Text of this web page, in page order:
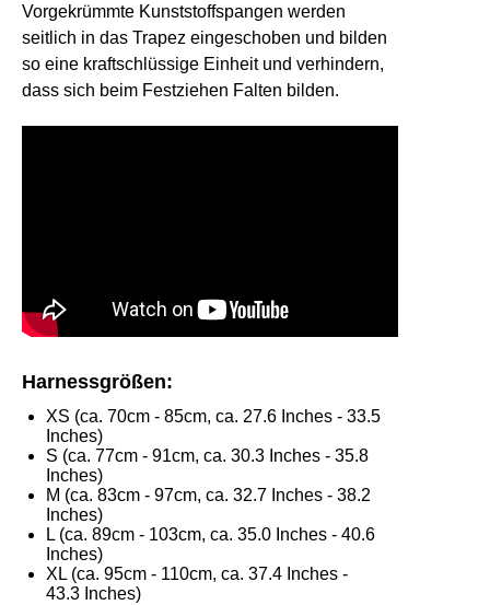
Vorgekrümmte Kunststoffspangen werden
seitlich in das Trapez eingeschoben und bilden
so eine kraftschlüssige Einheit und verhindern,
dass sich beim Festziehen Falten bilden.
Harnessgrößen:
XS (ca. 70cm - 85cm, ca. 27.6 Inches - 33.5
Inches)
S (ca. 77cm - 91cm, ca. 30.3 Inches - 35.8
Inches)
M (ca. 83cm - 97cm, ca. 32.7 Inches - 38.2
Inches)
L (ca. 89cm - 103cm, ca. 35.0 Inches - 40.6
Inches)
XL (ca. 95cm - 110cm, ca. 37.4 Inches -
43.3 Inches)